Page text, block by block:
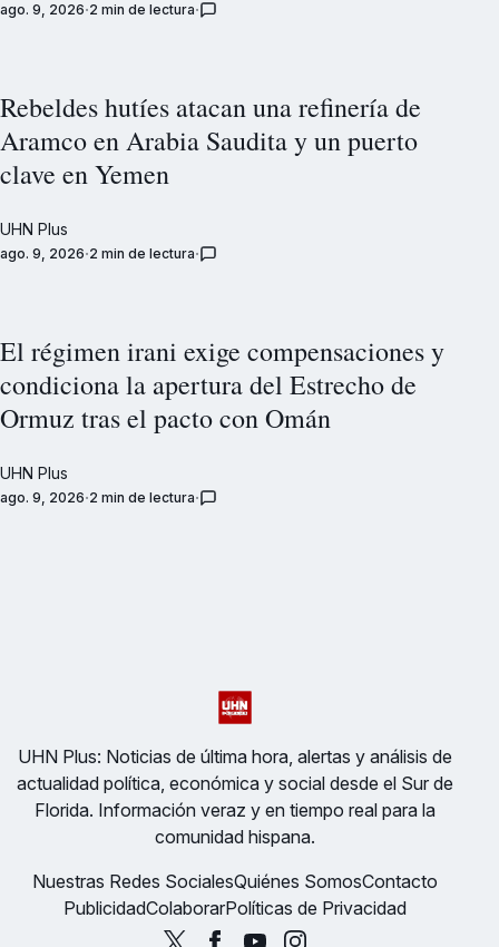
ago. 9, 2026 2 min de lectura
Rebeldes hutíes atacan una refinería de
Aramco en Arabia Saudita y un puerto
clave en Yemen
UHN Plus
ago. 9, 2026 2 min de lectura
El régimen irani exige compensaciones y
condiciona la apertura del Estrecho de
Ormuz tras el pacto con Omán
UHN Plus
ago. 9, 2026 2 min de lectura
UHN Plus: Noticias de última hora, alertas y análisis de
actualidad política, económica y social desde el Sur de
Florida. Información veraz y en tiempo real para la
comunidad hispana.
Nuestras Redes SocialesQuiénes SomosContacto
PublicidadColaborarPolíticas de Privacidad